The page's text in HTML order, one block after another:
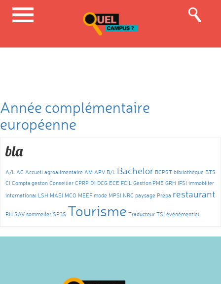
Année complémentaire
européenne
bla
A/L AC Accueil agroalimentaire AM APV B/L Bachelor BCPST bibliothèque BTS
CI Compta geston Conseiller CPRP D1 DCG ECE FCIL Gestion PME GRH IFSI immobilier
international LSH MAEI MCO MEEF mode MPSI NRC paysage Prépa restaurant
RH SAV sommelier SP3S Tourisme Traducteur TSI événémentiel